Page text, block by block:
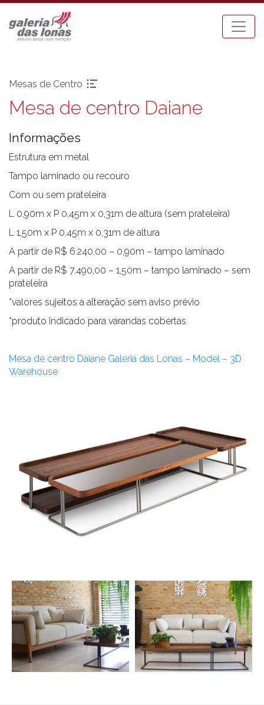
Mesas de Centro
Pronta-entrega
Aparadores
Balanços
Bancos
Cadeiras com braço
Cadeiras sem braço
Chaises
Carro Bar
Coleção Resort
Espreguiçadeiras
Puffs
Sofás
Tenda Riviera
Mesa de centro Daiane
Informações
Estrutura em metal
Tampo laminado ou recouro
Com ou sem prateleira
L 0,90m x P 0,45m x 0,31m de altura (sem prateleira)
L 1,50m x P 0,45m x 0,31m de altura
A partir de R$ 6.240,00 – 0,90m – tampo laminado
A partir de R$ 7.490,00 – 1,50m – tampo laminado – sem
prateleira
*valores sujeitos a alteração sem aviso prévio
*produto indicado para varandas cobertas
Mesa de centro Daiane Galeria das Lonas – Model – 3D
Warehouse